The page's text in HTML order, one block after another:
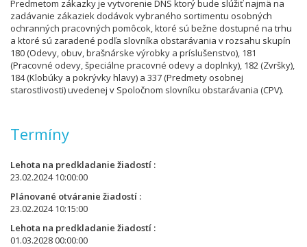
Predmetom zákazky je vytvorenie DNS ktorý bude slúžiť najmä na
zadávanie zákaziek dodávok vybraného sortimentu osobných
ochranných pracovných pomôcok, ktoré sú bežne dostupné na trhu
a ktoré sú zaradené podľa slovníka obstarávania v rozsahu skupín
180 (Odevy, obuv, brašnárske výrobky a príslušenstvo), 181
(Pracovné odevy, špeciálne pracovné odevy a doplnky), 182 (Zvršky),
184 (Klobúky a pokrývky hlavy) a 337 (Predmety osobnej
starostlivosti) uvedenej v Spoločnom slovníku obstarávania (CPV).
Termíny
Lehota na predkladanie žiadostí
23.02.2024 10:00:00
Plánované otváranie žiadostí
23.02.2024 10:15:00
Lehota na predkladanie žiadostí
01.03.2028 00:00:00